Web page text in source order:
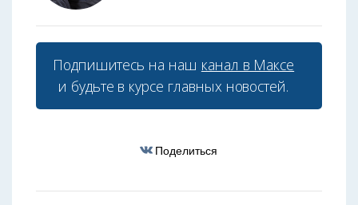
Подпишитесь на наш канал в Максе
и будьте в курсе главных новостей.
Поделиться